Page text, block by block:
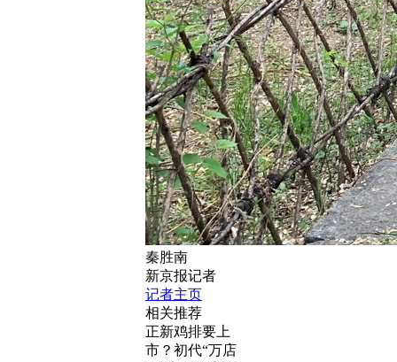
秦胜南
新京报记者
记者主页
相关推荐
正新鸡排要上
市？初代“万店